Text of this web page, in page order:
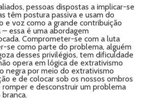
pessoas dispostas a implicar-se
têm postura passiva e usam do
e voz como a grande contribuição
essa é uma abordagem
Comprometer-se com a luta
se como parte do problema, alguém
desses privilégios, tem dificuldade
opera em lógica de extrativismo
negra por meio do extrativismo
e de colocar sob os nossos ombros
e desconstruir um problema